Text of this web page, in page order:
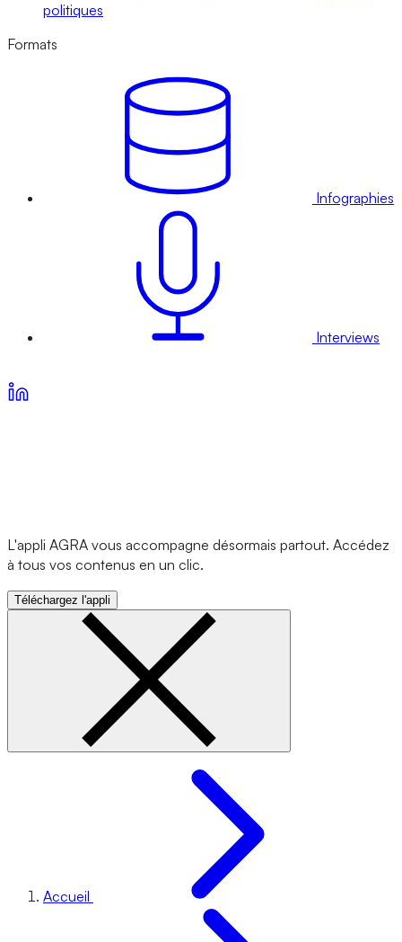
politiques
Formats
Infographies
Interviews
L'appli AGRA vous accompagne désormais partout. Accédez
à tous vos contenus en un clic.
Téléchargez l'appli
Accueil